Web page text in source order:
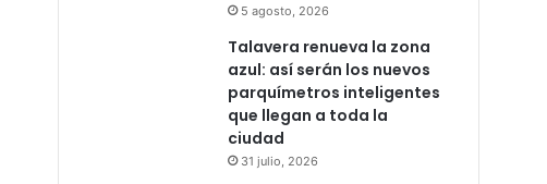
5 agosto, 2026
Talavera renueva la zona
azul: así serán los nuevos
parquímetros inteligentes
que llegan a toda la
ciudad
31 julio, 2026